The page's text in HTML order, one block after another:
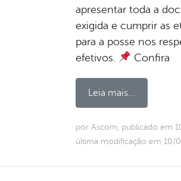
apresentar toda a
exigida e cumprir as
para a posse nos
efetivos.
Confira
Leia mais...
por Ascom, publicado em
última modificação em 10/